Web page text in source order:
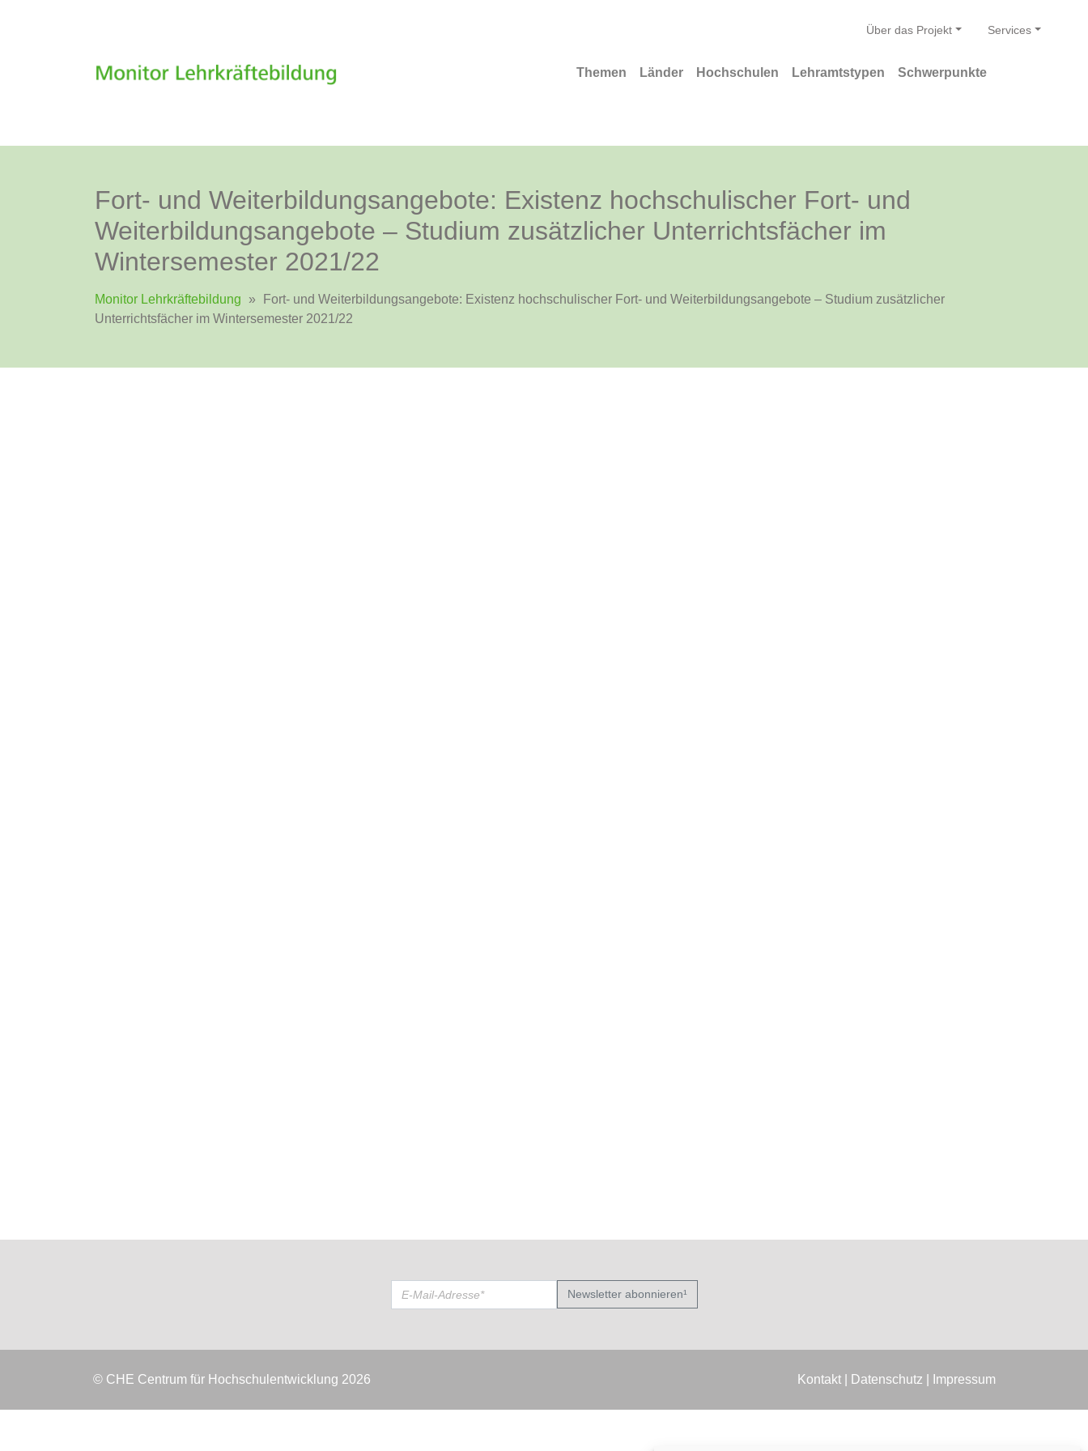
Themen Länder Hochschulen Lehramtstypen Schwerpunkte
Über das Projekt Services
Fort- und Weiterbildungsangebote: Existenz hochschulischer Fort- und
Weiterbildungsangebote – Studium zusätzlicher Unterrichtsfächer im
Wintersemester 2021/22
Monitor Lehrkräftebildung »
Fort- und Weiterbildungsangebote: Existenz hochschulischer Fort- und Weiterbildungsangebote – Studium zusätzlicher
Unterrichtsfächer im Wintersemester 2021/22
Newsletter abonnieren¹
© CHE Centrum für Hochschulentwicklung 2026 Kontakt| Datenschutz Impressum